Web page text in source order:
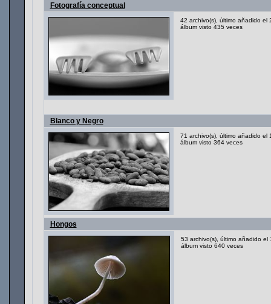
Fotografía conceptual
42 archivo(s), último añadido el
álbum visto 435 veces
Blanco y Negro
71 archivo(s), último añadido el
álbum visto 364 veces
Hongos
53 archivo(s), último añadido el
álbum visto 640 veces